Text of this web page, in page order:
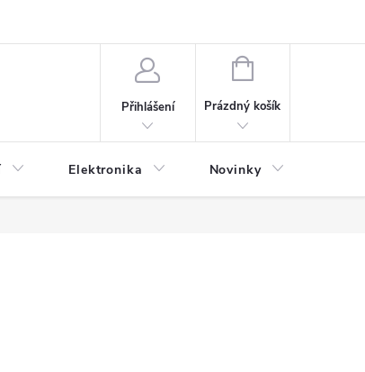
Přihlášení
NÁKUPNÍ
Prázdný košík
Elektronika Novinky